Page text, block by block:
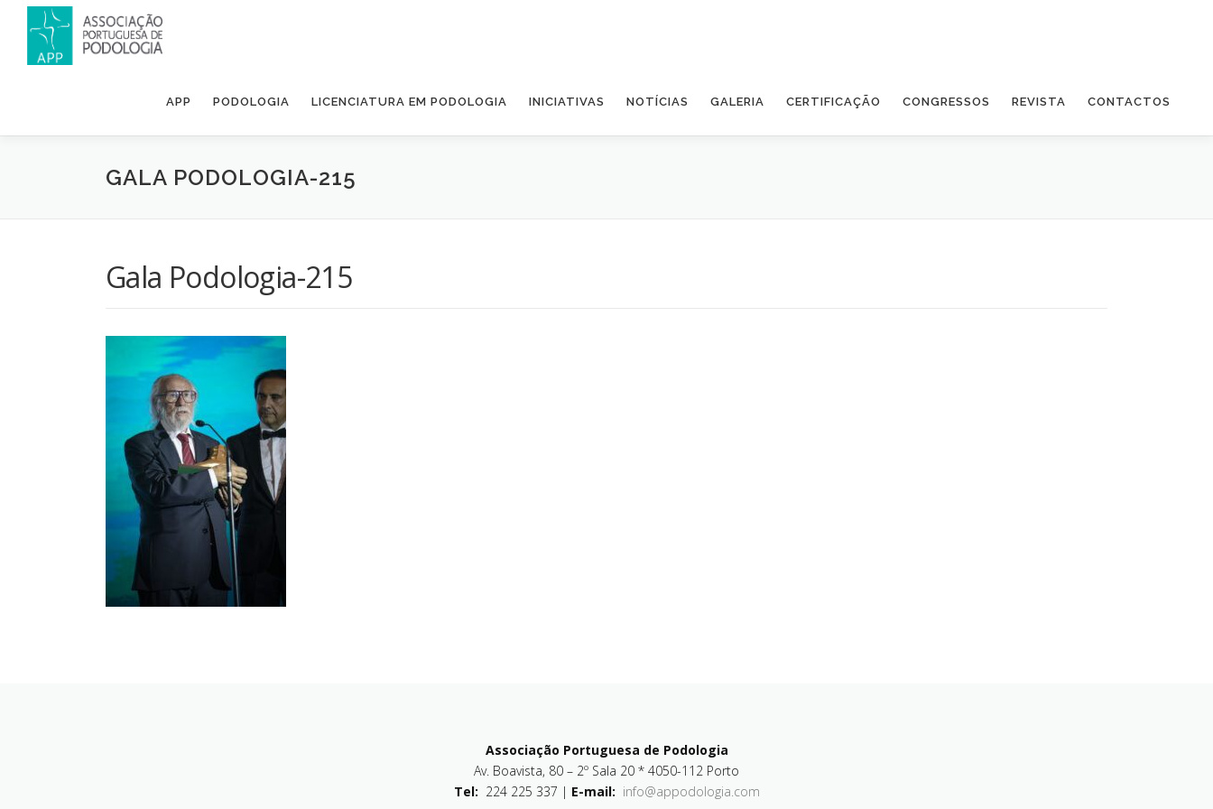
APP PODOLOGIA LICENCIATURA EM PODOLOGIA INICIATIVAS NOTÍCIAS GALERIA CERTIFICAÇÃO CONGRESSOS REVISTA CONTACTOS
GALA PODOLOGIA-215
Gala Podologia-215
Associação Portuguesa de Podologia
Av. Boavista, 80 – 2º Sala 20 * 4050-112 Porto
Tel: 224 225 337 | E-mail: info@appodologia.com